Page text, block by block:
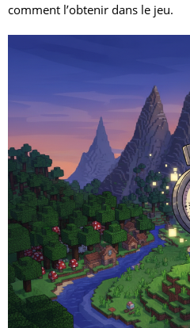
comment l’obtenir dans le jeu.